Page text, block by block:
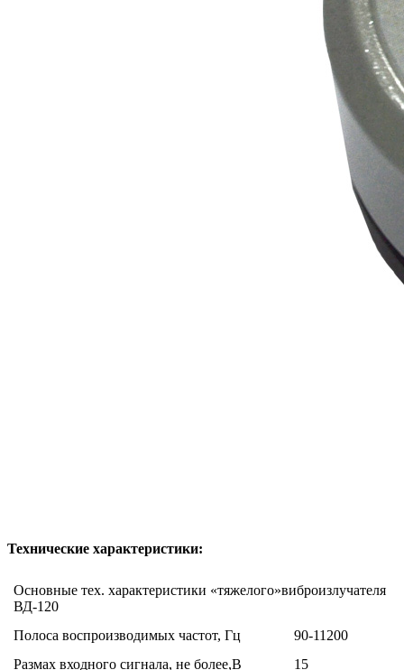
Технические характеристики:
Основные тех. характеристики «тяжелого»виброизлучателя
ВД-120
Полоса воспроизводимых частот, Гц
90-11200
Размах входного сигнала, не более,В
15